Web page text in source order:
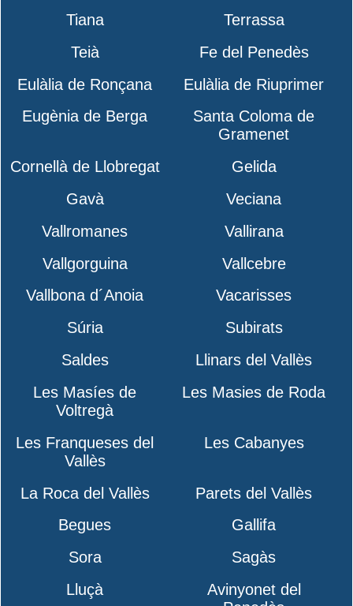
Tiana
Terrassa
Teià
Fe del Penedès
Eulàlia de Ronçana
Eulàlia de Riuprimer
Eugènia de Berga
Santa Coloma de
Gramenet
Cornellà de Llobregat
Gelida
Gavà
Veciana
Vallromanes
Vallirana
Vallgorguina
Vallcebre
Vallbona d´Anoia
Vacarisses
Súria
Subirats
Saldes
Llinars del Vallès
Les Masíes de
Voltregà
Les Masies de Roda
Les Franqueses del
Vallès
Les Cabanyes
La Roca del Vallès
Parets del Vallès
Begues
Gallifa
Sora
Sagàs
Lluçà
Avinyonet del